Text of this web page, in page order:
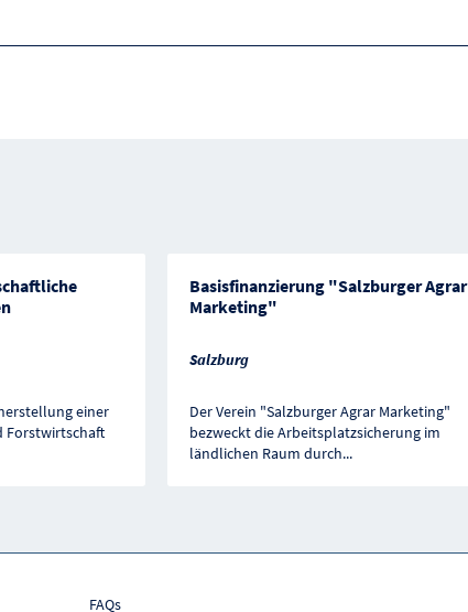
einer
Forstwirtschaft
Basisfinanzierung "Salzburger Agrar
Marketing"
Salzburg
Der Verein "Salzburger Agrar Marketing"
bezweckt die Arbeitsplatzsicherung im
ländlichen Raum durch...
FAQs